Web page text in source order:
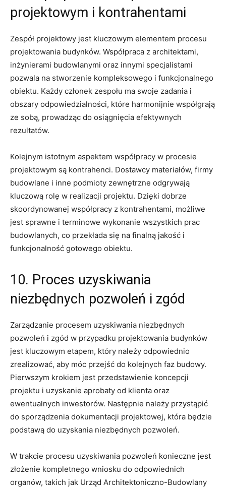
projektowym⁤ i kontrahentami
Zespół projektowy jest kluczowym elementem ‌procesu
projektowania budynków.⁢ Współpraca z‍ architektami,
inżynierami budowlanymi oraz innymi specjalistami
pozwala​ na stworzenie kompleksowego i funkcjonalnego
obiektu. Każdy członek⁣ zespołu‍ ma ⁤swoje⁣ zadania i
obszary odpowiedzialności, które⁤ harmonijnie współgrają⁣
ze sobą, prowadząc do ‍osiągnięcia efektywnych
rezultatów.
Kolejnym istotnym aspektem współpracy w ​procesie​
projektowym są kontrahenci. Dostawcy materiałów,⁢ firmy
budowlane i inne podmioty zewnętrzne odgrywają
kluczową rolę w realizacji projektu. Dzięki dobrze
skoordynowanej współpracy z ⁣kontrahentami, możliwe
jest sprawne i ​terminowe wykonanie wszystkich prac
‍budowlanych, co przekłada ⁢się na finalną jakość i
funkcjonalność gotowego obiektu.
10. ​Proces uzyskiwania⁢
niezbędnych pozwoleń ‍i zgód
Zarządzanie procesem uzyskiwania niezbędnych
pozwoleń ‍i zgód⁣ w​ przypadku‌ projektowania ​budynków
⁣jest kluczowym etapem, który należy odpowiednio‍
zrealizować,⁢ aby móc przejść do⁤ kolejnych⁣ faz ‍budowy.
Pierwszym krokiem ‌jest przedstawienie⁤ koncepcji
projektu i ​uzyskanie aprobaty od klienta oraz​
ewentualnych‌ inwestorów. Następnie ‍należy przystąpić
do sporządzenia ​dokumentacji projektowej, która będzie
podstawą do ​uzyskania‌ niezbędnych pozwoleń.
W trakcie procesu uzyskiwania pozwoleń konieczne jest
złożenie ⁣kompletnego wniosku do odpowiednich
organów, takich jak Urząd​ Architektoniczno-Budowlany